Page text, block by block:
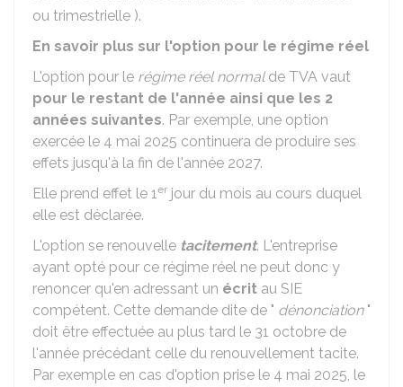
ou trimestrielle ).
En savoir plus sur l'option pour le régime réel
L'option pour le régime réel normal de TVA vaut
pour le restant de l'année ainsi que les 2
années suivantes. Par exemple, une option
exercée le 4 mai 2025 continuera de produire ses
effets jusqu'à la fin de l'année 2027.
Elle prend effet le 1er jour du mois au cours duquel
elle est déclarée.
L'option se renouvelle tacitement. L'entreprise
ayant opté pour ce régime réel ne peut donc y
renoncer qu'en adressant un écrit au SIE
compétent. Cette demande dite de " dénonciation"
doit être effectuée au plus tard le 31 octobre de
l'année précédant celle du renouvellement tacite.
Par exemple en cas d'option prise le 4 mai 2025, le